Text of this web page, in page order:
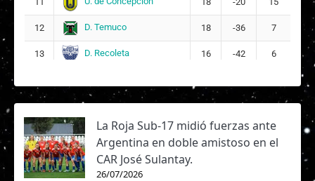
12 D. Temuco 18 -36 7
13 D. Recoleta 16 -42 6
La Roja Sub-17 midió fuerzas ante
Argentina en doble amistoso en el
CAR José Sulantay.
26/07/2026